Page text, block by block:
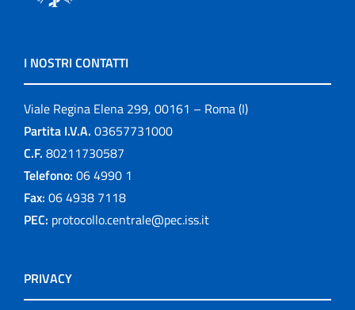
I NOSTRI CONTATTI
Viale Regina Elena 299, 00161 – Roma (I)
Partita I.V.A. 03657731000
C.F. 80211730587
Telefono: 06 4990 1
Fax: 06 4938 7118
PEC: protocollo.centrale@pec.iss.it
PRIVACY